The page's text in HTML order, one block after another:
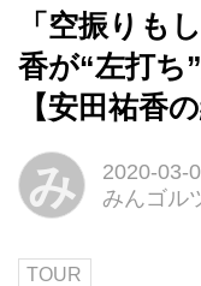
「空振りも
香が“左打ち
【安田祐香
み
2020-03-
みんゴル
TOUR